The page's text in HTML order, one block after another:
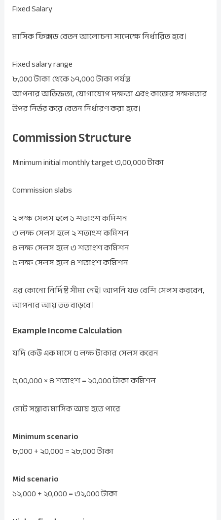
Fixed Salary
মাসিক ফিক্সড বেতন আলোচনা সাপেক্ষে নির্ধারিত হবে।
Fixed salary range
৮,০০০ টাকা থেকে ১৭,০০০ টাকা পর্যন্ত
আপনার অভিজ্ঞতা, যোগাযোগ দক্ষতা এবং কাজের সক্ষমতার
উপর নির্ভর করে বেতন নির্ধারণ করা হবে।
Commission Structure
Minimum initial monthly target ৩,০০,০০০ টাকা
Commission slabs
২ লক্ষ সেলস হলে ১ শতাংশ কমিশন
৩ লক্ষ সেলস হলে ২ শতাংশ কমিশন
৪ লক্ষ সেলস হলে ৩ শতাংশ কমিশন
৫ লক্ষ সেলস হলে ৪ শতাংশ কমিশন
এর কোনো নির্দিষ্ট সীমা নেই। আপনি যত বেশি সেলস করবেন,
আপনার আয় তত বাড়বে।
Example Income Calculation
যদি কেউ এক মাসে ৫ লক্ষ টাকার সেলস করেন
৫,০০,০০০ × ৪ শতাংশ = ২০,০০০ টাকা কমিশন
মোট সম্ভাব্য মাসিক আয় হতে পারে
Minimum scenario
৮,০০০ + ২০,০০০ = ২৮,০০০ টাকা
Mid scenario
১২,০০০ + ২০,০০০ = ৩২,০০০ টাকা